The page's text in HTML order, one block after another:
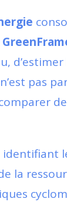
pas
identifiant
la